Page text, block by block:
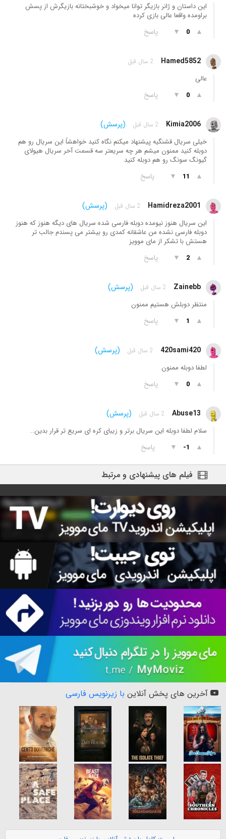
این داستان و ژانر بازیگر توانا میخواد و خوشبختانه بازیگرش از پسش
براومده واقعا عالی بازی کرده
▲
0
▼ پاسخ
Hamed5852 2 سال قبل
عالی
▲
0
▼ پاسخ
Kimia2006 2 سال قبل (پرسش)
خیلی سریال قشنگیه پیشنهاد میکنم نگاه کنید خواهشاً این سریال رو هم
دوبله کنید ممنون میشم هر چه سریعتر سه قسمت آخر سریال هیولای
گیونگ سونگ رو هم دوبله کنید
▲
11
▼ پاسخ
Hamidreza2001 2 سال قبل (پرسش)
این سریال هنوز نیومده دوبله فارسی شده سریال های دیگه هنوز که هنوز
دوبله فارسی نشده من عاشقانه کمدی رو بیشتر می پسندم جالب تر
هستش با تشکر از مای موویز
▲
2
▼ پاسخ
Zainebb 2 سال قبل (پرسش)
منتظر دوبلش هستیم ممنون
▲
1
▼ پاسخ
420sami420 2 سال قبل (پرسش)
لطفا دوبله ممنون
▲
0
▼ پاسخ
Abuse13 2 سال قبل (پرسش)
سلام لطفا دوبله این سریال برتر و زیبای کره ای سریع تر قرار بدین..
▲
-1
▼ پاسخ
فیلم های پیشنهادی و مرتبط
آخرین های پخش آنلاین با زیرنویس فارسی